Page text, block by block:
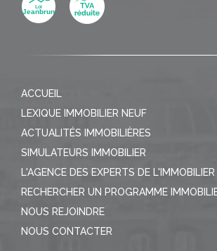
ACCUEIL
LEXIQUE IMMOBILIER NEUF
ACTUALITÉS IMMOBILIÈRES
SIMULATEURS IMMOBILIER
L'AGENCE DES EXPERTS DE
RECHERCHER UN PROGRAMME
NOUS REJOINDRE
NOUS CONTACTER